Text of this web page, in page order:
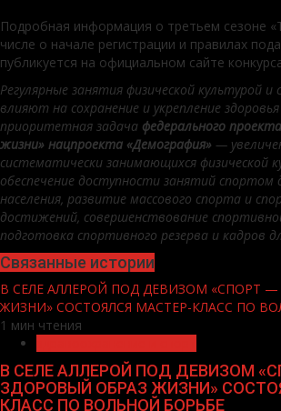
Подробная информация о третьем сезоне
числе о начале регистрации и правилах
публикуется на официальном сайте
Регулярные занятия физической культурой
влияют на сохранение и укрепление
приоритетная задача федерального
жизни» нацпроекта «Демография» —
систематически занимающихся физической
обеспечение доступности занятий спортом
населения, развитие массового спорта и
достижений, совершенствование
подготовка спортивного резерва и кадров
Связанные истории
В СЕЛЕ АЛЛЕРОЙ ПОД ДЕВИЗОМ «СПОРТ
ЖИЗНИ» СОСТОЯЛСЯ МАСТЕР-КЛАСС ПО
1 мин чтения
В СЕЛЕ АЛЛЕРОЙ ПОД ДЕВИЗОМ
ЗДОРОВЫЙ ОБРАЗ ЖИЗНИ»
КЛАСС ПО ВОЛЬНОЙ БОРЬБЕ